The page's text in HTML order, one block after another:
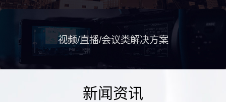
视频/直播/会议类解决方案
新闻资讯